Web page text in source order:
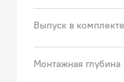
(с) Авторский
Выпуск в комплекте
Монтажная